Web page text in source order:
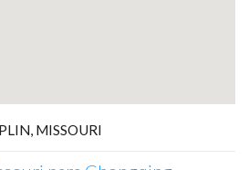
MISSOURI